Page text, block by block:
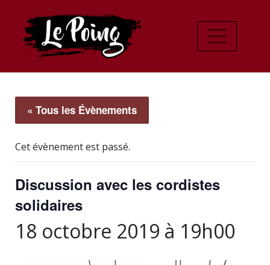
« Tous les Évènements
Cet évènement est passé.
Discussion avec les cordistes
solidaires
18 octobre 2019 à 19h00